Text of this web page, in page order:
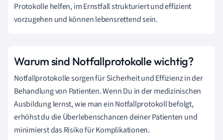
Protokolle helfen, im Ernstfall strukturiert und effizient
vorzugehen und können lebensrettend sein.
Warum sind Notfallprotokolle wichtig?
Notfallprotokolle sorgen für Sicherheit und Effizienz in der
Behandlung von Patienten. Wenn Du in der medizinischen
Ausbildung lernst, wie man ein Notfallprotokoll befolgt,
erhöhst du die Überlebenschancen deiner Patienten und
minimierst das Risiko für Komplikationen.